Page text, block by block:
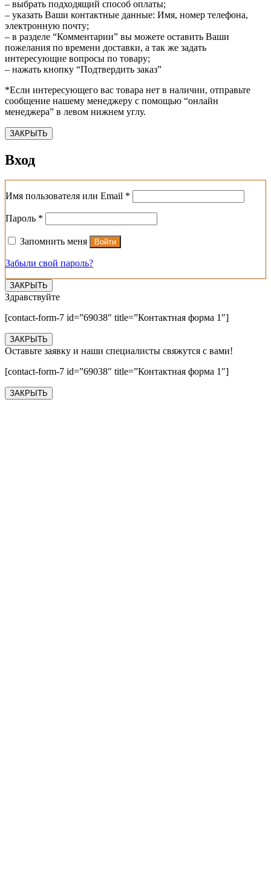
– выбрать подходящий способ оплаты;
– указать Ваши контактные данные: Имя, номер телефона,
электронную почту;
– в разделе “Комментарии” вы можете оставить Ваши
пожелания по времени доставки, а так же задать
интересующие вопросы по товару;
– нажать кнопку “Подтвердить заказ”
*Если интересующего вас товара нет в наличии, отправьте
сообщение нашему менеджеру с помощью “онлайн
менеджера” в левом нижнем углу.
ЗАКРЫТЬ
Вход
Имя пользователя или Email *
Пароль *
Запомнить меня Войти
Забыли свой пароль?
ЗАКРЫТЬ
Здравствуйте
[contact-form-7 id=”69038″ title=”Контактная форма 1″]
ЗАКРЫТЬ
Оставьте заявку и наши специалисты свяжутся с вами!
[contact-form-7 id=”69038″ title=”Контактная форма 1″]
ЗАКРЫТЬ